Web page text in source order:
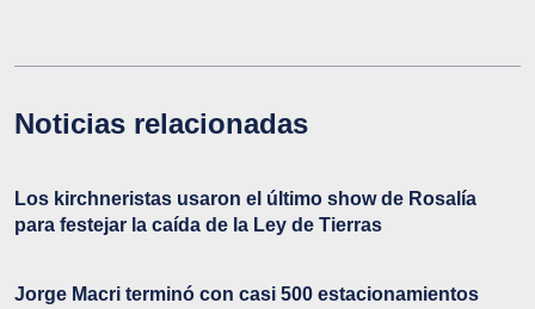
Noticias relacionadas
Los kirchneristas usaron el último show de Rosalía
para festejar la caída de la Ley de Tierras
Jorge Macri terminó con casi 500 estacionamientos